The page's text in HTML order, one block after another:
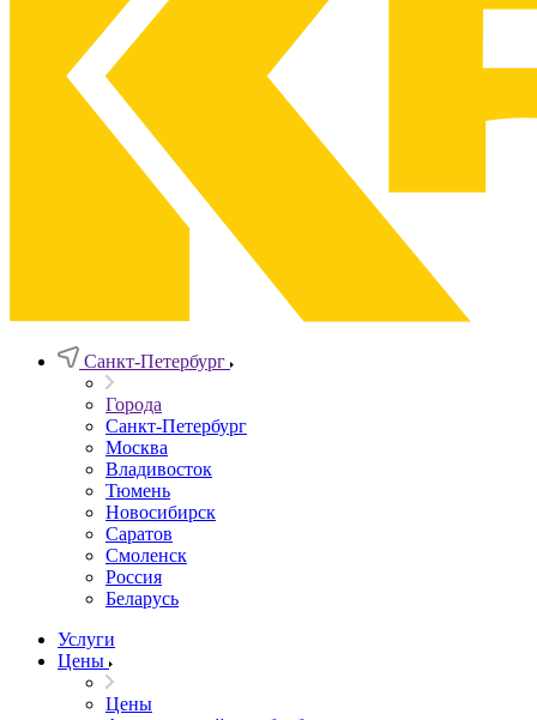
Санкт-Петербург
Города
Санкт-Петербург
Москва
Владивосток
Тюмень
Новосибирск
Саратов
Смоленск
Россия
Беларусь
Услуги
Цены
Цены